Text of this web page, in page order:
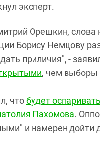
эксперт.
Орешкин, слова
Борису Немцову
приличия", -
, чем выборы
чтобудет
Пахомова.
и намерен дойти